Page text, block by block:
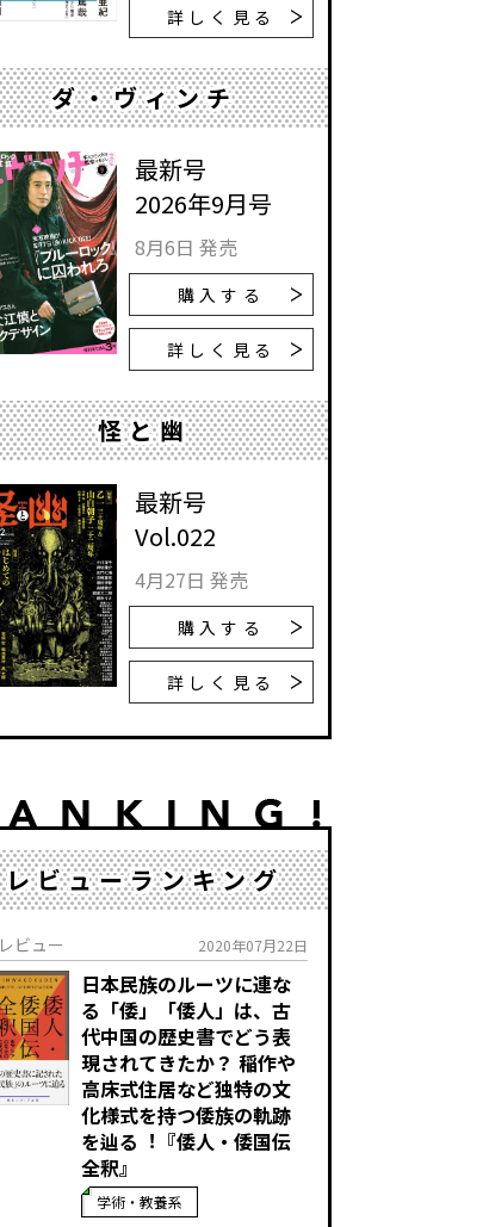
詳しく見る
ダ・ヴィンチ
最新号
2026年9月号
8月6日 発売
購入する
詳しく見る
怪と幽
最新号
Vol.022
4月27日 発売
購入する
詳しく見る
レビューランキング
レビュー 2020年07月22日
日本民族のルーツに連な
る「倭」「倭人」は、古
代中国の歴史書でどう表
現されてきたか？ 稲作や
高床式住居など独特の文
化様式を持つ倭族の軌跡
を辿る︕『倭人・倭国伝
全釈』
学術・教養系